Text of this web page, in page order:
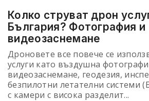
Колко струват дрон
България? Фотография и
видеозаснемане
Дроновете все повече се
услуги като въздушна
видеозаснемане, геодезия,
безпилотни летателни системи
с камери с висока разделит...